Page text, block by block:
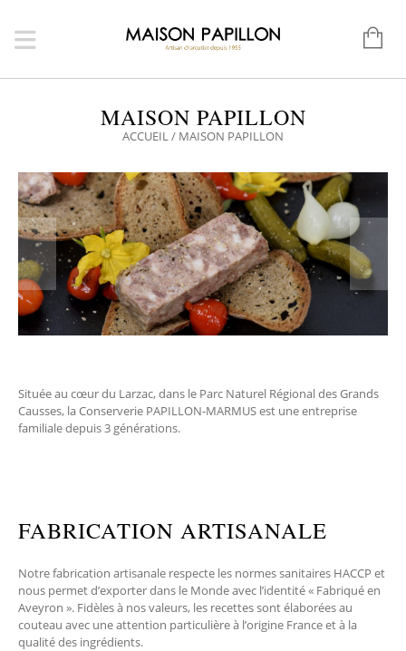
MAISON PAPILLON
ACCUEIL/ MAISON PAPILLON
Située au cœur du Larzac, dans le Parc Naturel Régional des Grands
Causses, la Conserverie PAPILLON-MARMUS est une entreprise
familiale depuis 3 générations.
FABRICATION ARTISANALE
Notre fabrication artisanale respecte les normes sanitaires HACCP et
nous permet d’exporter dans le Monde avec l’identité « Fabriqué en
Aveyron ». Fidèles à nos valeurs, les recettes sont élaborées au
couteau avec une attention particulière à l’origine France et à la
qualité des ingrédients.